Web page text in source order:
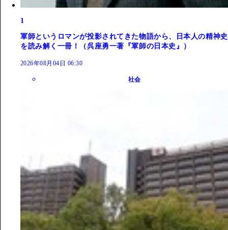
1
軍師というロマンが投影されてきた物語から、日本人の精神史
を読み解く一冊！（呉座勇一著『軍師の日本史』）
2026年08月04日 06:30
社会